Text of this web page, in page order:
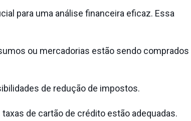
para uma análise financeira eficaz. Essa
ou mercadorias estão sendo comprados
de redução de impostos.
de cartão de crédito estão adequadas.